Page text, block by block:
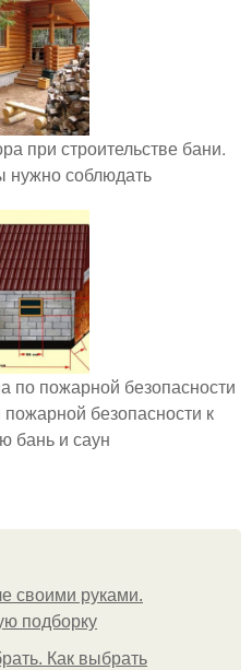
при строительстве бани.
нужно соблюдать
по пожарной безопасности
безопасности к
бань и саун
своими руками.
подборку
Как выбрать